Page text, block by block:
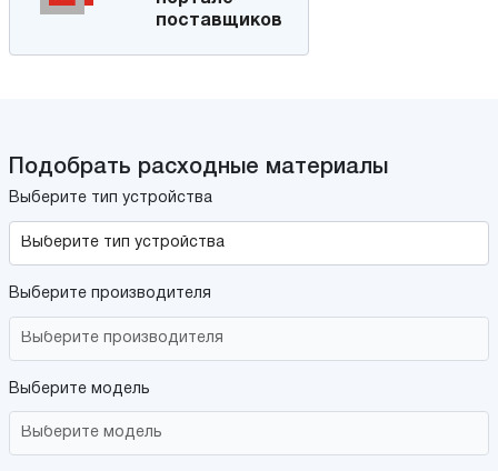
поставщиков
Подобрать расходные материалы
Выберите тип устройства
Выберите производителя
Выберите модель